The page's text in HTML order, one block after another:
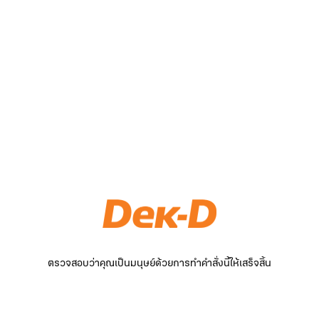
ตรวจสอบว่าคุณเป็นมนุษย์ด้วยการทำคำสั่งนี้ให้เสร็จสิ้น